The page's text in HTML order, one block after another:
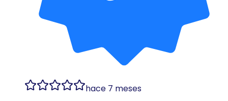
hace 7 meses